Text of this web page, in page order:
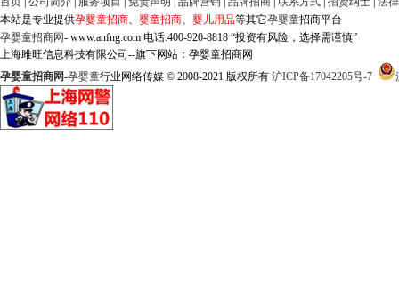
本站是专业提供孕婴童招商、 婴童招商、 婴儿用品等其它孕婴童招商平台
孕婴童招商网- www.anfng.com 电话:400-920-8818 “投资有风险，选择需谨慎”
上海雎旺信息科技有限公司--旗下网站：孕婴童招商网
孕婴童招商网-孕婴童行业网络传媒 © 2008-2021 版权所有 沪ICP备17042205号-7